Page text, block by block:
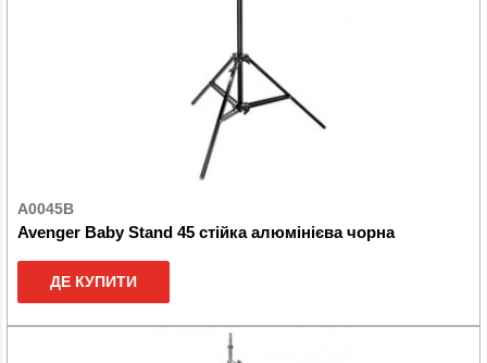
A0045B
Avenger Baby Stand 45 стійка алюмінієва чорна
ДЕ КУПИТИ